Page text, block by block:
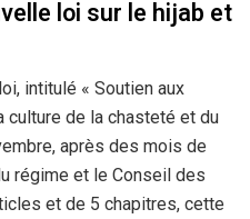
loi sur le hijab et
intitulé « Soutien aux
de la chasteté et du
après des mois de
régime et le Conseil des
et de 5 chapitres, cette